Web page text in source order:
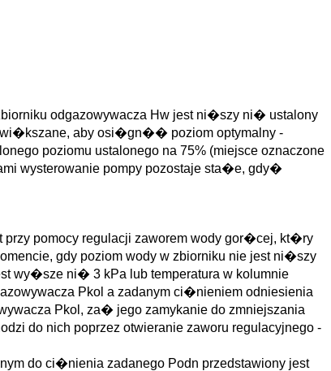
odgazowywacza Hw jest ni�szy ni� ustalony
aby osi�gn�� poziom optymalny -
poziomu ustalonego na 75% (miejsce oznaczone
wysterowanie pompy pozostaje sta�e, gdy�
pomocy regulacji zaworem wody gor�cej, kt�ry
gdy poziom wody w zbiorniku nie jest ni�szy
wy�sze ni� 3 kPa lub temperatura w kolumnie
Pkol a zadanym ci�nieniem odniesienia
Pkol, za� jego zamykanie do zmniejszania
do nich poprzez otwieranie zaworu regulacyjnego -
do ci�nienia zadanego Podn przedstawiony jest